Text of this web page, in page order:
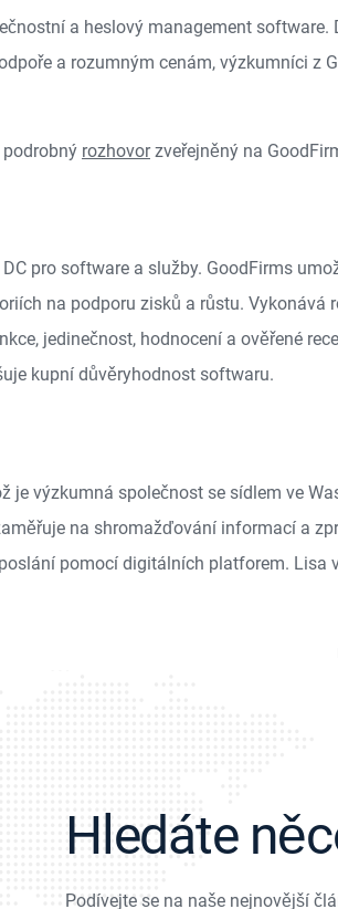
a heslový management software.
a rozumným cenám, výzkumníci z
rozhovorzveřejněný na
pro software a služby. GoodFirms
na podporu zisků a růstu. Vykonává
jedinečnost, hodnocení a ověřené
kupní důvěryhodnost softwaru.
výzkumná společnost se sídlem ve
na shromažďování informací a
pomocí digitálních platforem. Lisa
Hledáte
Podívejte se na naše nejnovější